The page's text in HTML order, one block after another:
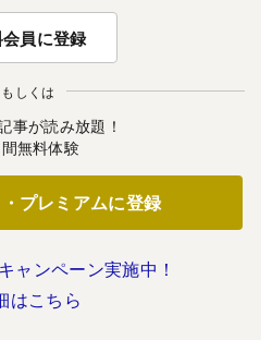
員に登録
もしくは
事が読み放題！
無料体験
プレミアムに登録
ャンペーン実施中！
はこちら